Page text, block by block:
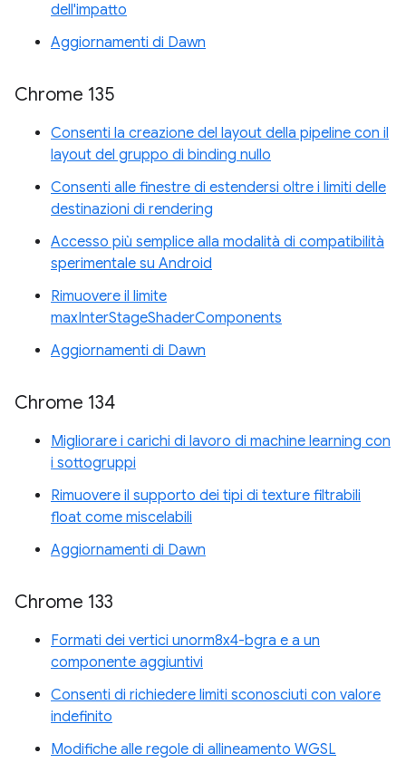
dell'impatto
Aggiornamenti di Dawn
Chrome 135
Consenti la creazione del layout della pipeline con il
layout del gruppo di binding nullo
Consenti alle finestre di estendersi oltre i limiti delle
destinazioni di rendering
Accesso più semplice alla modalità di compatibilità
sperimentale su Android
Rimuovere il limite
maxInterStageShaderComponents
Aggiornamenti di Dawn
Chrome 134
Migliorare i carichi di lavoro di machine learning con
i sottogruppi
Rimuovere il supporto dei tipi di texture filtrabili
float come miscelabili
Aggiornamenti di Dawn
Chrome 133
Formati dei vertici unorm8x4-bgra e a un
componente aggiuntivi
Consenti di richiedere limiti sconosciuti con valore
indefinito
Modifiche alle regole di allineamento WGSL